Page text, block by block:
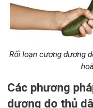
Rối loạn cương dương
Các phương
dương do thủ